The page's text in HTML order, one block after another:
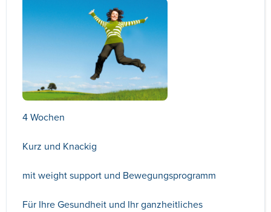
4 Wochen
Kurz und Knackig
mit weight support und Bewegungsprogramm
Für Ihre Gesundheit und Ihr ganzheitliches